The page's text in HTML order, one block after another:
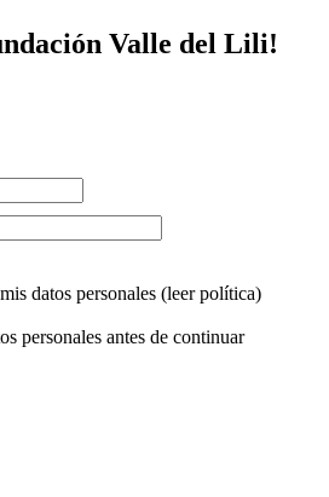
Valle del Lili!
datos personales (leer política)
personales antes de continuar